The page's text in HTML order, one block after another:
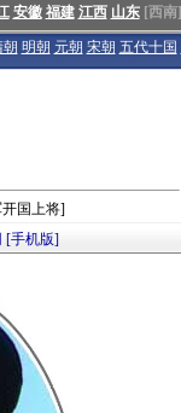
安徽 福建 江西 山东[西南]
明朝 元朝 宋朝 五代十国
国上将]
[手机版]